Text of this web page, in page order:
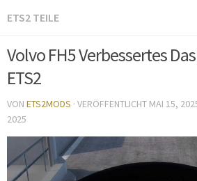
ETS2 TEILE
Volvo FH5 Verbessertes
ETS2
VON ETS2MODS · VERÖFFENTLICHT MAI 15,
2025